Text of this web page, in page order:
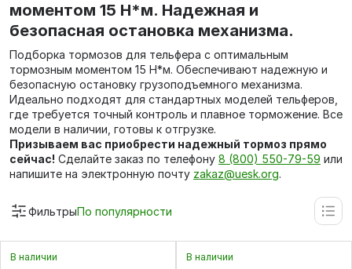
моментом 15 Н*м. Надежная и
безопасная остановка механизма.
Подборка тормозов для тельфера с оптимальным
тормозным моментом 15 Н*м. Обеспечивают надежную и
безопасную остановку грузоподъемного механизма.
Идеально подходят для стандартных моделей тельферов,
где требуется точный контроль и плавное торможение. Все
модели в наличии, готовы к отгрузке.
Призываем вас приобрести надежный тормоз прямо
сейчас! Сделайте заказ по телефону 8 (800) 550-79-59 или
напишите на электронную почту zakaz@uesk.org.
ФильтрыПо популярности
В наличии В наличии